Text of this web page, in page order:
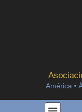
América •